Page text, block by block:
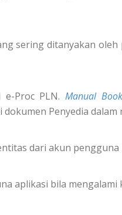
sering ditanyakan
e-Proc PLN.Manual
Penyedia dalam
dari akun
aplikasi bila